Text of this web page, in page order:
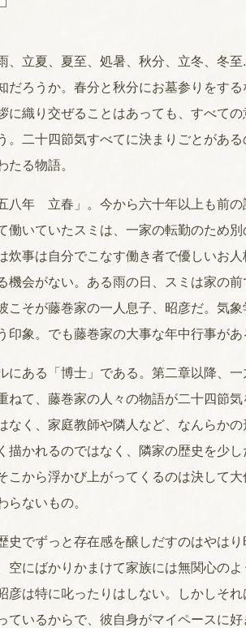
、立夏、夏至、処暑、秋分、立冬、冬
だろうか。春分と秋分にお墓参りをす
に織り交ぜることはあっても、すべて
。二十四節気すべてに決まりごとがあ
る物語。
八年 立春」。今から六十年以上も前の
働いていたスミは、一家の転勤のため
炊事は自分でこなす働き者で優しいお
機会がない。ある雨の日、スミは家の
こそが藤巻家の一人息子、昭彦だ。気
印象。でも藤巻家の大事な年中行事が
ある「博士」である。第二章以降、
ねて、藤巻家の人々の物語が二十四節
なく、家庭教師や隣人など、なんらか
描かれるのではなく、隣家の歴史を少
こから浮かび上がってくるのは決して
ないもの。
でずっと存在感を醸しだすのはやは
空にばかりかまけて家族には無関心の
彦は特に叱ったりはしない。しかしそ
ているからで、彼自身がマイペースに